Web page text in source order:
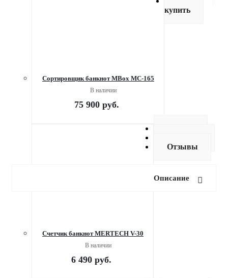
Сортировщик банкнот MBox MC-165
В наличии
75 900руб.
Счетчик банкнот MERTECH V-30
В наличии
6 490руб.
купить
Отзывы
Описание